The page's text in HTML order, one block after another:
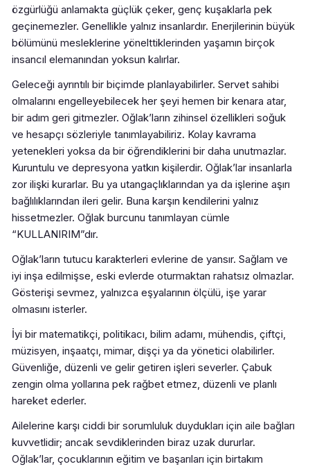
özgürlüğü anlamakta güçlük çeker, genç kuşaklarla pek
geçinemezler. Genellikle yalnız insanlardır. Enerjilerinin büyük
bölümünü mesleklerine yönelttiklerinden yaşamın birçok
insancıl elemanından yoksun kalırlar.
Geleceği ayrıntılı bir biçimde planlayabilirler. Servet sahibi
olmalarını engelleyebilecek her şeyi hemen bir kenara atar,
bir adım geri gitmezler. Oğlak’ların zihinsel özellikleri soğuk
ve hesapçı sözleriyle tanımlayabiliriz. Kolay kavrama
yetenekleri yoksa da bir öğrendiklerini bir daha unutmazlar.
Kuruntulu ve depresyona yatkın kişilerdir. Oğlak’lar insanlarla
zor ilişki kurarlar. Bu ya utangaçlıklarından ya da işlerine aşırı
bağlılıklarından ileri gelir. Buna karşın kendilerini yalnız
hissetmezler. Oğlak burcunu tanımlayan cümle
“KULLANIRIM”dır.
Oğlak’ların tutucu karakterleri evlerine de yansır. Sağlam ve
iyi inşa edilmişse, eski evlerde oturmaktan rahatsız olmazlar.
Gösterişi sevmez, yalnızca eşyalarının ölçülü, işe yarar
olmasını isterler.
İyi bir matematikçi, politikacı, bilim adamı, mühendis, çiftçi,
müzisyen, inşaatçı, mimar, dişçi ya da yönetici olabilirler.
Güvenliğe, düzenli ve gelir getiren işleri severler. Çabuk
zengin olma yollarına pek rağbet etmez, düzenli ve planlı
hareket ederler.
Ailelerine karşı ciddi bir sorumluluk duydukları için aile bağları
kuvvetlidir; ancak sevdiklerinden biraz uzak dururlar.
Oğlak’lar, çocuklarının eğitim ve başarıları için birtakım